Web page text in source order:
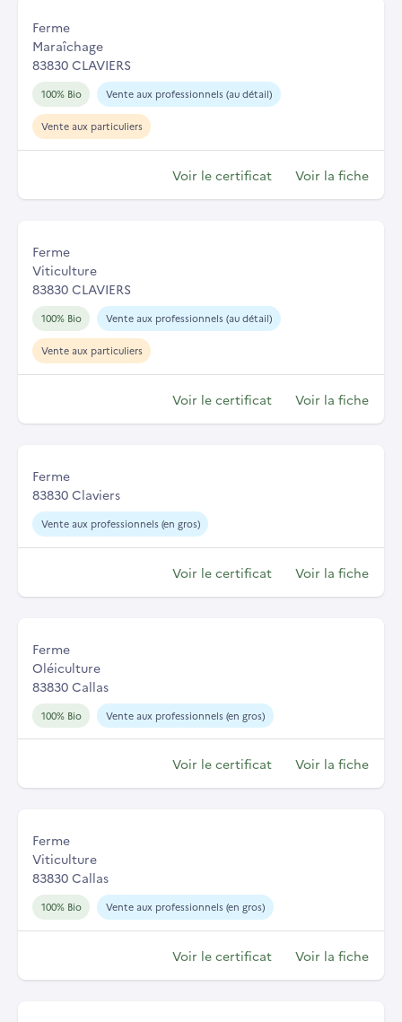
Ferme
Maraîchage
83830 CLAVIERS
100% Bio Vente aux professionnels (au détail)
Vente aux particuliers
Voir le certificat Voir la fiche
Ferme
Viticulture
83830 CLAVIERS
100% Bio Vente aux professionnels (au détail)
Vente aux particuliers
Voir le certificat Voir la fiche
Ferme
83830 Claviers
Vente aux professionnels (en gros)
Voir le certificat Voir la fiche
Ferme
Oléiculture
83830 Callas
100% Bio Vente aux professionnels (en gros)
Voir le certificat Voir la fiche
Ferme
Viticulture
83830 Callas
100% Bio Vente aux professionnels (en gros)
Voir le certificat Voir la fiche